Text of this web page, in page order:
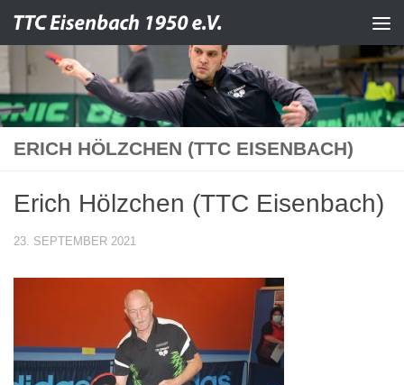
Zum Inhalt springen
ERICH HÖLZCHEN (TTC EISENBACH)
Erich Hölzchen (TTC Eisenbach)
23. SEPTEMBER 2021